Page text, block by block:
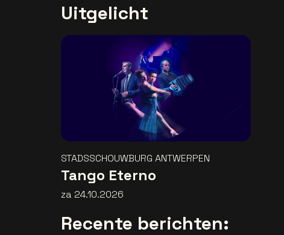
Uitgelicht
STADSSCHOUWBURG ANTWERPEN
Tango Eterno
za 24.10.2026
Recente berichten: